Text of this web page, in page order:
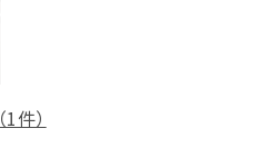
（1件）